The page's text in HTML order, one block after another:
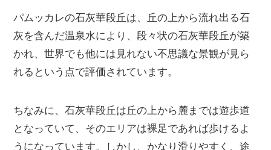
パムッカレの石灰華段丘は、丘の上から流れ出る石
灰を含んだ温泉水により、段々状の石灰華段丘が築
かれ、世界でも他には見れない不思議な景観が見ら
れるという点で評価されています。
ちなみに、石灰華段丘は丘の上から麓までは遊歩道
となっていて、そのエリアは裸足であれば歩けるよ
うになっています。しかし、かなり滑りやすく、途